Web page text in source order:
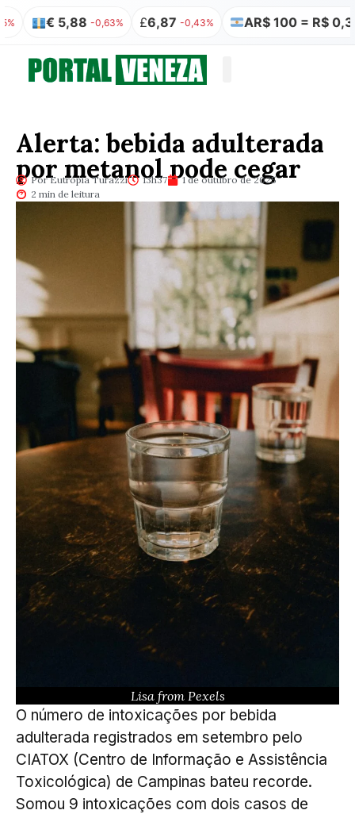
€ 5,88 -0,63% £6,87 -0,43% AR$ 100 = R$ 0,32 0,00%
Alerta: bebida adulterada
por metanol pode cegar
Por Eutrópia Turazzi 13h37
1 de outubro de 2025
2 min de leitura
Lisa from Pexels
O número de intoxicações por bebida
adulterada registrados em setembro pelo
CIATOX (Centro de Informação e Assistência
Toxicológica) de Campinas bateu recorde.
Somou 9 intoxicações com dois casos de